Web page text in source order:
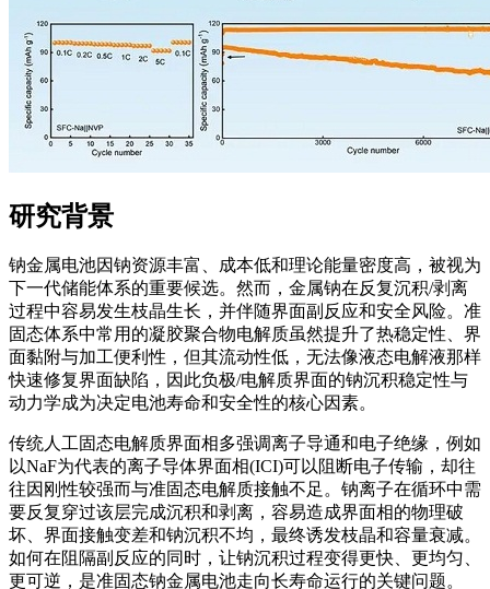
研究背景
钠金属电池因钠资源丰富、成本低和理论能量密度高，被视为
下一代储能体系的重要候选。然而，金属钠在反复沉积/剥离
过程中容易发生枝晶生长，并伴随界面副反应和安全风险。准
固态体系中常用的凝胶聚合物电解质虽然提升了热稳定性、界
面黏附与加工便利性，但其流动性低，无法像液态电解液那样
快速修复界面缺陷，因此负极/电解质界面的钠沉积稳定性与
动力学成为决定电池寿命和安全性的核心因素。
传统人工固态电解质界面相多强调离子导通和电子绝缘，例如
以NaF为代表的离子导体界面相(ICI)可以阻断电子传输，却往
往因刚性较强而与准固态电解质接触不足。钠离子在循环中需
要反复穿过该层完成沉积和剥离，容易造成界面相的物理破
坏、界面接触变差和钠沉积不均，最终诱发枝晶和容量衰减。
如何在阻隔副反应的同时，让钠沉积过程变得更快、更均匀、
更可逆，是准固态钠金属电池走向长寿命运行的关键问题。